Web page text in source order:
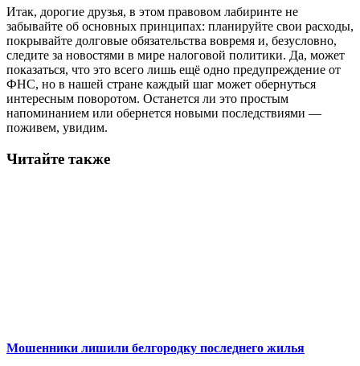
Итак, дорогие друзья, в этом правовом лабиринте не
забывайте об основных принципах: планируйте свои расходы,
покрывайте долговые обязательства вовремя и, безусловно,
следите за новостями в мире налоговой политики. Да, может
показаться, что это всего лишь ещё одно предупреждение от
ФНС, но в нашей стране каждый шаг может обернуться
интересным поворотом. Останется ли это простым
напоминанием или обернется новыми последствиями —
поживем, увидим.
Читайте также
Мошенники лишили белгородку последнего жилья